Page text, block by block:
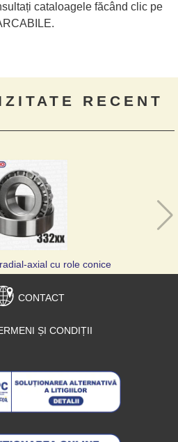
cataloagele făcând clic pe
RECENT
axial cu role conice
CONTACT
ȘI CONDIȚII